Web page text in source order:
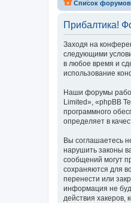
Список форумов
Прибалтика!
Заходя на
следующими
в любое время и
использование
Наши форумы
Limited», «phpBB
программного
определяет в
Вы соглашаетесь
нарушить законы
сообщений могут
сохраняются для
перенести или
информация не
действия хакеров,